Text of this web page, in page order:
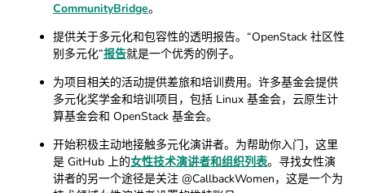
CommunityBridge。
提供关于多元化和包容性的透明报告。“OpenStack 社区性
别多元化”报告就是一个优秀的例子。
为项目相关的活动提供差旅和培训费用。许多基金会提供
多元化奖学金和培训项目，包括 Linux 基金会，云原生计
算基金会和 OpenStack 基金会。
开始积极主动地接触多元化演讲者。为帮助你入门，这里
是 GitHub 上的女性技术演讲者和组织列表。寻找女性演
讲者的另一个途径是关注 @CallbackWomen，这是一个为